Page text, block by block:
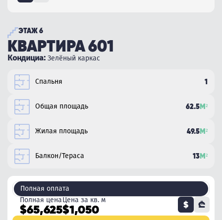
ЭТАЖ 6
КВАРТИРА 601
Кондициа: Зелёный каркас
Спальня 1
Общая площадь 62.5М²
Жилая площадь 49.5М²
Балкон/Тераса 13М²
Полная оплата
Полная цена
$65,625
Цена за кв. м
$1,050 $ ₾